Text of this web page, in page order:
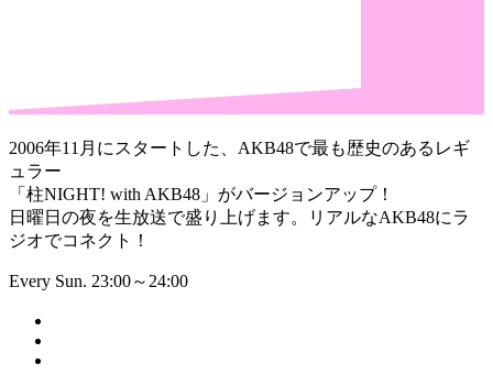
2006年11月にスタートした、AKB48で最も歴史のあるレギ
ュラー
「柱NIGHT! with AKB48」がバージョンアップ！
日曜日の夜を生放送で盛り上げます。リアルなAKB48にラ
ジオでコネクト！
Every Sun. 23:00～24:00